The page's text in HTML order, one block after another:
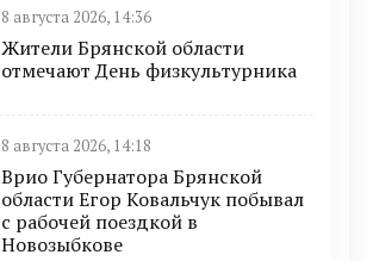
8 августа 2026, 14:36
Жители Брянской области
отмечают День физкультурника
8 августа 2026, 14:18
Врио Губернатора Брянской
области Егор Ковальчук побывал
с рабочей поездкой в
Новозыбкове